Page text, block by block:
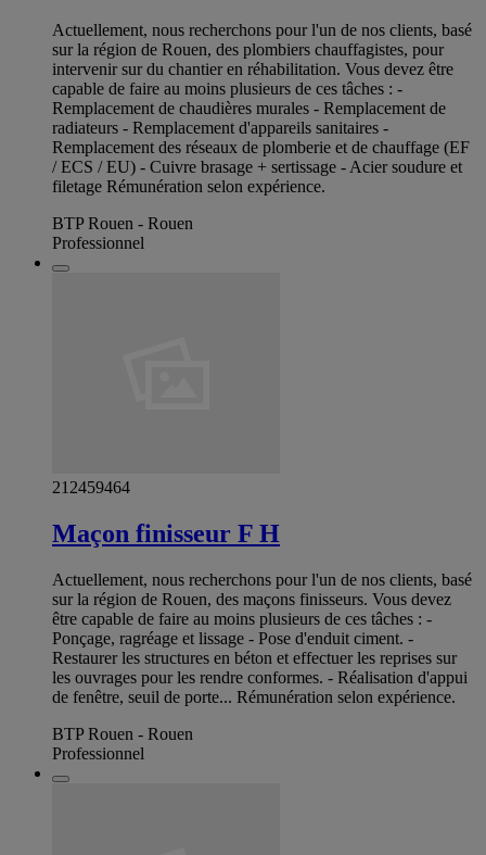
Actuellement, nous recherchons pour l'un de nos clients, basé
sur la région de Rouen, des plombiers chauffagistes, pour
intervenir sur du chantier en réhabilitation. Vous devez être
capable de faire au moins plusieurs de ces tâches : -
Remplacement de chaudières murales - Remplacement de
radiateurs - Remplacement d'appareils sanitaires -
Remplacement des réseaux de plomberie et de chauffage (EF
/ ECS / EU) - Cuivre brasage + sertissage - Acier soudure et
filetage Rémunération selon expérience.
BTP Rouen - Rouen
Professionnel
212459464
Maçon finisseur F H
Actuellement, nous recherchons pour l'un de nos clients, basé
sur la région de Rouen, des maçons finisseurs. Vous devez
être capable de faire au moins plusieurs de ces tâches : -
Ponçage, ragréage et lissage - Pose d'enduit ciment. -
Restaurer les structures en béton et effectuer les reprises sur
les ouvrages pour les rendre conformes. - Réalisation d'appui
de fenêtre, seuil de porte... Rémunération selon expérience.
BTP Rouen - Rouen
Professionnel